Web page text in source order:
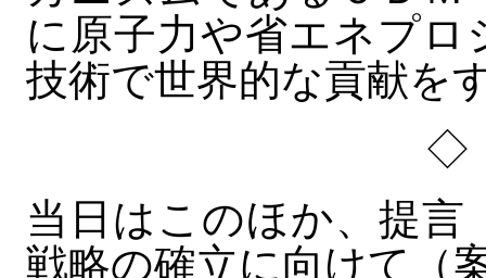
に原子力や省エネプ
技術で世界的な貢献を
当日はこのほか、提
戦略の確立に向けて（